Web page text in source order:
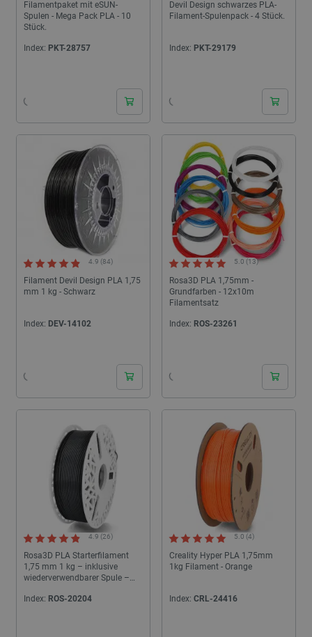
Filamentpaket mit eSUN-
Spulen - Mega Pack PLA - 10
Stück.
Index: PKT-28757
Devil Design schwarzes PLA-
Filament-Spulenpack - 4 Stück.
Index: PKT-29179
Filament Devil Design PLA 1,75
mm 1 kg - Schwarz
4.9 (84)
Index: DEV-14102
Rosa3D PLA 1,75mm -
Grundfarben - 12x10m
Filamentsatz
5.0 (13)
Index: ROS-23261
Rosa3D PLA Starterfilament
1,75 mm 1 kg – inklusive
wiederverwendbarer Spule –
4.9 (26)
Index: ROS-20204
Creality Hyper PLA 1,75mm
1kg Filament - Orange
5.0 (4)
Index: CRL-24416